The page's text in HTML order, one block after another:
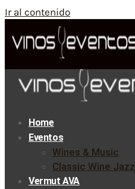
Ir al contenido
Home
Eventos
Wines & Music
Classic Wine Jazz
Vermut AVA